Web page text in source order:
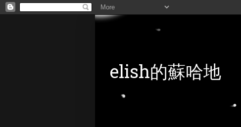
elish的蘇哈地